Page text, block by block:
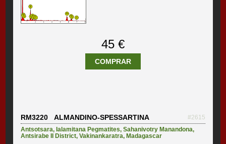
45 €
COMPRAR
RM3220 ALMANDINO-SPESSARTINA
#2615
Antsotsara, Ialamitana Pegmatites,Sahanivotry Manandona,
Antsirabe II District,Vakinankaratra, Madagascar